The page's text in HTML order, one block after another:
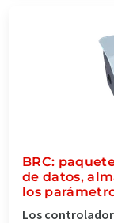
BRC:
de datos,
los
Los